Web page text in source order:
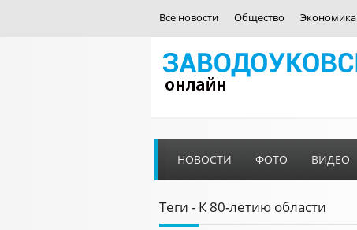
Все новости Общество Экономика
НОВОСТИ ФОТО ВИДЕО
Теги - К 80-летию области